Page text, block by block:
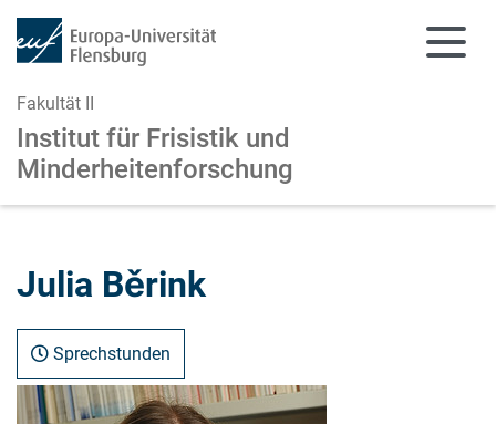
Fakultät II
Institut für Frisistik und
Minderheitenforschung
Julia Běrink
Sprechstunden